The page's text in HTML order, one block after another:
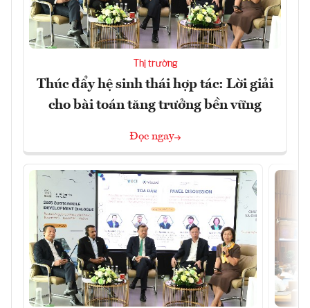
Thị trường
Thúc đẩy hệ sinh thái hợp tác: Lời giải
cho bài toán tăng trưởng bền vững
Đọc ngay